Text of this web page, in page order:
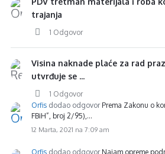
trajanja
1 Odgovor
Visina naknade plaće za rad
utvrđuje se ...
1 Odgovor
Orfis dodao odgovor Prema Zakonu o
FBiH”, broj 2/95),…
12 Marta, 2021 na 7:09 am
Orfis dodao odgovor Najam opreme